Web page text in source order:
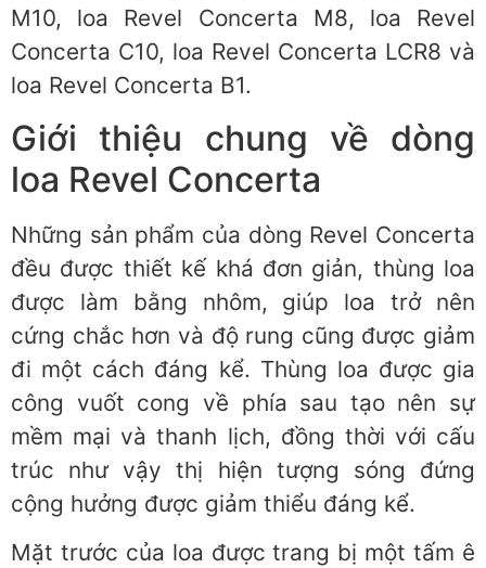
M10, loa Revel Concerta M8, loa Revel
Concerta C10, loa Revel Concerta LCR8 và
loa Revel Concerta B1.
Giới thiệu chung về dòng
loa Revel Concerta
Những sản phẩm của dòng Revel Concerta
đều được thiết kế khá đơn giản, thùng loa
được làm bằng nhôm, giúp loa trở nên
cứng chắc hơn và độ rung cũng được giảm
đi một cách đáng kể. Thùng loa được gia
công vuốt cong về phía sau tạo nên sự
mềm mại và thanh lịch, đồng thời với cấu
trúc như vậy thị hiện tượng sóng đứng
cộng hưởng được giảm thiểu đáng kể.
Mặt trước của loa được trang bị một tấm ê